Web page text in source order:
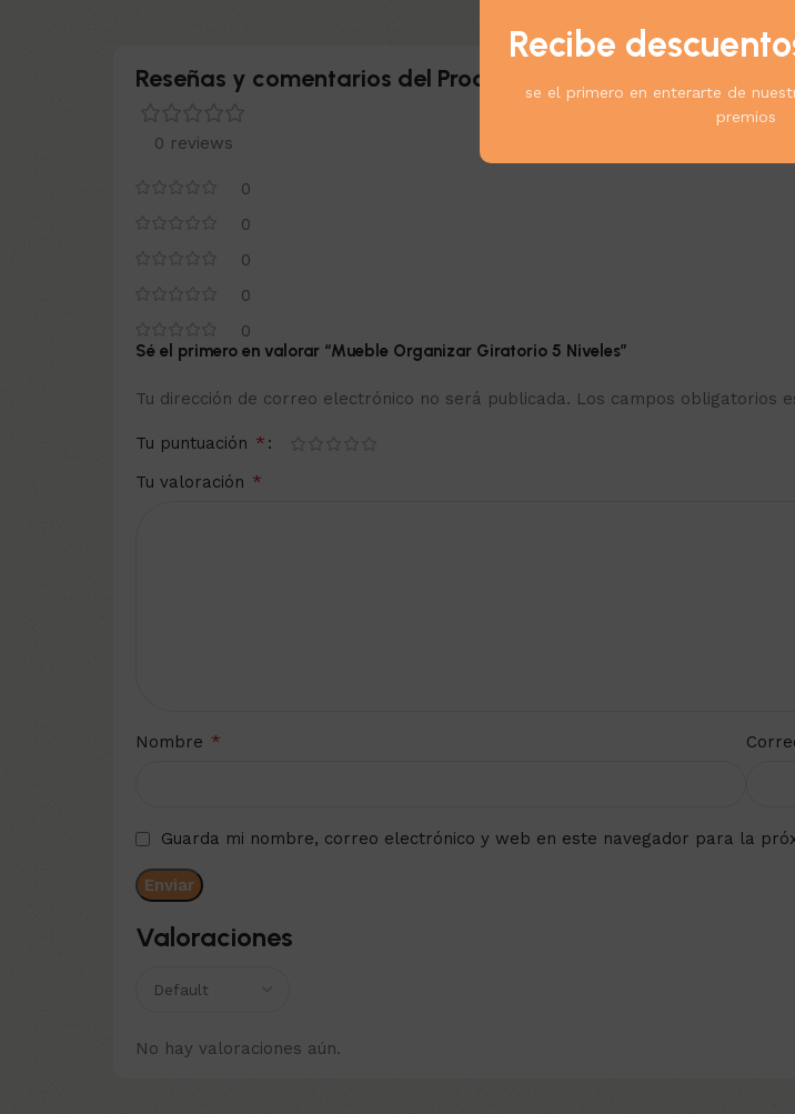
Recibe
se el primero en enterarte de
premios
Reseñas y comentarios del Producto:
0 reviews
0
0
0
0
0
Valoraciones
No hay valoraciones aún.
Sé el primero en valorar “Mueble Organizar Giratorio 5 Niveles”
Tu dirección de correo electrónico no será publicada. Los campos obligatorios
Tu puntuación *
Tu valoración *
Nombre *
Guarda mi nombre, correo electrónico y web en este navegador para la